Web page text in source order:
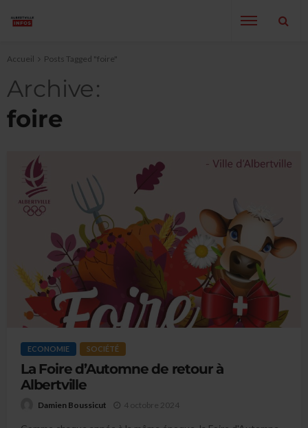
Accueil Posts Tagged "foire"
Archive
foire
ECONOMIE SOCIÉTÉ
La Foire d’Automne de retour à
Albertville
Damien Boussicut 4 octobre 2024